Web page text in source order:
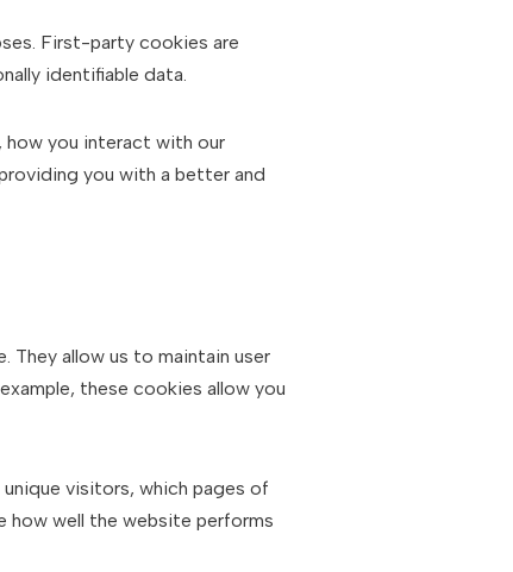
First-party cookies are
identifiable data.
how you interact with our
you with a better and
allow us to maintain user
these cookies allow you
visitors, which pages of
how well the website performs